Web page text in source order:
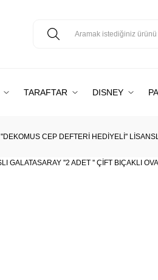
TARAFTAR DISNEY
''DEKOMUS CEP DEFTERİ HEDİYELİ''